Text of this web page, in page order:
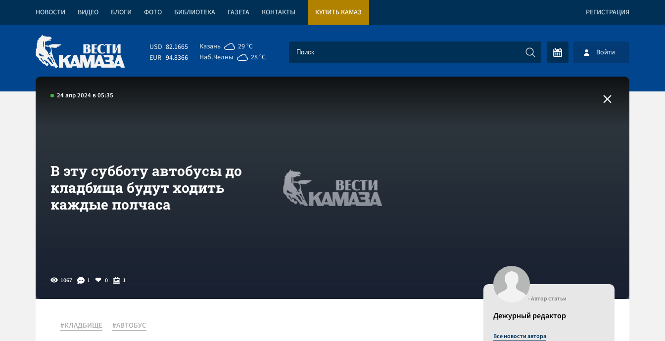
НОВОСТИ ВИДЕО БЛОГИ ФОТО БИБЛИОТЕКА ГАЗЕТА КОНТАКТЫ КУПИТЬ КАМАЗ РЕГИСТРАЦИЯ
USD 82.1665
EUR 94.8366
Казань
29 °C
Наб.Челны
28 °C Войти
24 апр 2024 в 05:35
В эту субботу автобусы до
кладбища будут ходить
каждые полчаса
1067 1 0 1
#КЛАДБИЩЕ #АВТОБУС
- Автор статьи
Дежурный редактор
Все новости автора